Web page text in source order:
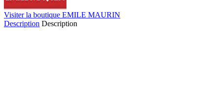
Visiter la boutique EMILE MAURIN
Description Description